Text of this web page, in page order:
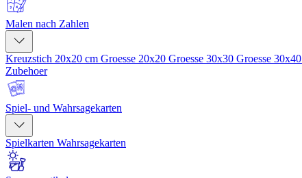
Malen nach Zahlen
Kreuzstich 20x20 cm Groesse 20x20 Groesse 30x30 Groesse 30x40
Zubehoer
Spiel- und Wahrsagekarten
Spielkarten Wahrsagekarten